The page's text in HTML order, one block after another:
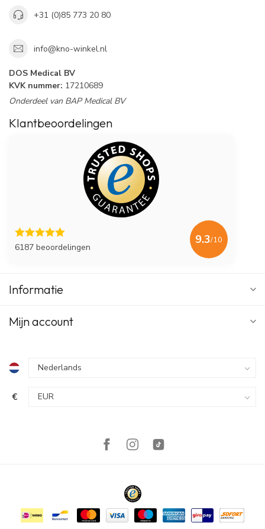
+31 (0)85 773 20 80
info@kno-winkel.nl
DOS Medical BV
KVK nummer: 17210689
Onderdeel van BAP Medical BV
Klantbeoordelingen
6187 beoordelingen
9.3/10
Informatie
Mijn account
€